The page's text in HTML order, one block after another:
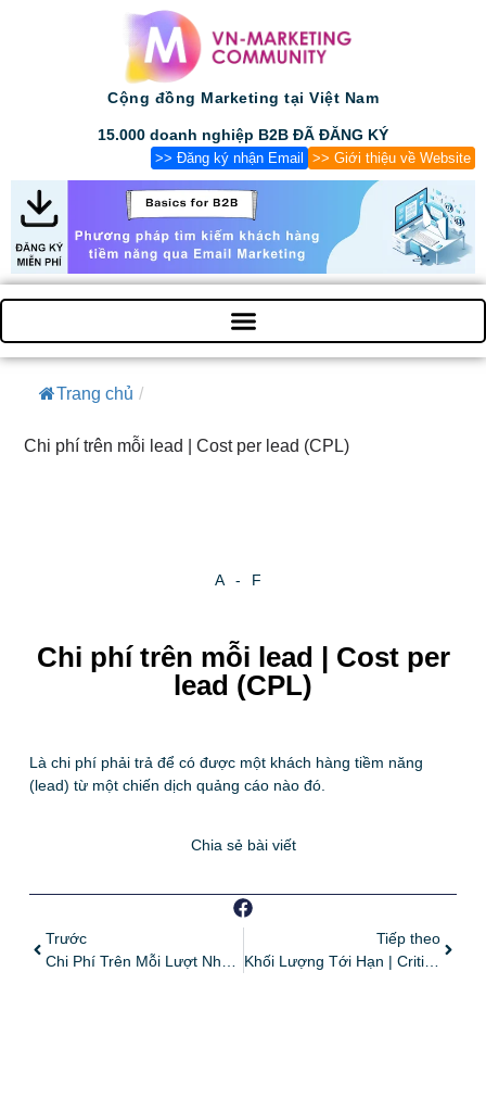
Cộng đồng Marketing tại Việt Nam
15.000 doanh nghiệp B2B ĐÃ ĐĂNG KÝ
>> Giới thiệu về Website
>> Đăng ký nhận Email
Trang chủ /
Chi phí trên mỗi lead | Cost per lead (CPL)
A-F
Chi phí trên mỗi lead | Cost per
lead (CPL)
Là chi phí phải trả để có được một khách hàng tiềm năng
(lead) từ một chiến dịch quảng cáo nào đó.
Chia sẻ bài viết
Trước
Tiếp theo
Khối Lượng Tới Hạn | Critical Mass